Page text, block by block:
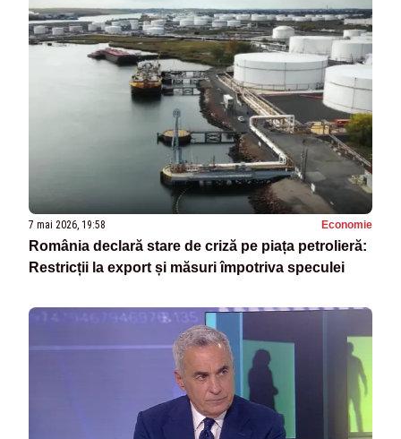
7 mai 2026, 19:58 Economie
România declară stare de criză pe piața petrolieră:
Restricții la export și măsuri împotriva speculei